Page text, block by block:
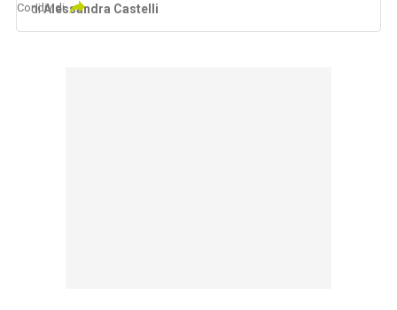
diAlessandra Castelli
Condividi